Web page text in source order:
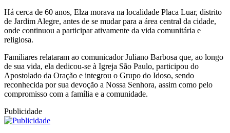
Há cerca de 60 anos, Elza morava na localidade Placa Luar, distrito
de Jardim Alegre, antes de se mudar para a área central da cidade,
onde continuou a participar ativamente da vida comunitária e
religiosa.
Familiares relataram ao comunicador Juliano Barbosa que, ao longo
de sua vida, ela dedicou-se à Igreja São Paulo, participou do
Apostolado da Oração e integrou o Grupo do Idoso, sendo
reconhecida por sua devoção a Nossa Senhora, assim como pelo
compromisso com a família e a comunidade.
Publicidade